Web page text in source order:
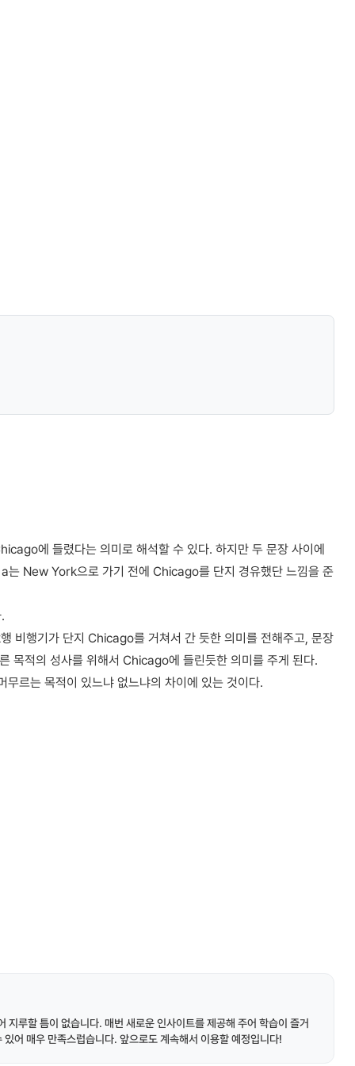
에 들렸다는 의미로 해석할 수 있다. 하지만 두 문장 사이에
는 New York으로 가기 전에 Chicago를 단지 경유했단 느낌을 준
비행기가 단지 Chicago를 거쳐서 간 듯한 의미를 전해주고, 문장
목적의 성사를 위해서 Chicago에 들린듯한 의미를 주게 된다.
르는 목적이 있느냐 없느냐의 차이에 있는 것이다.
지루할 틈이 없습니다. 매번 새로운 인사이트를 제공해 주어 학습이 즐거
어 매우 만족스럽습니다. 앞으로도 계속해서 이용할 예정입니다!